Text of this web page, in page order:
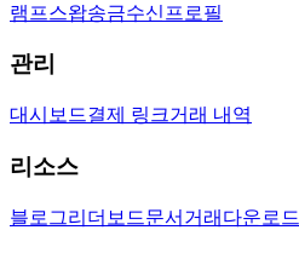
램프스왑송금수신 프로필
관리
대시보드결제 링크거래 내역
리소스
블로그리더보드문서 거래 다운로드